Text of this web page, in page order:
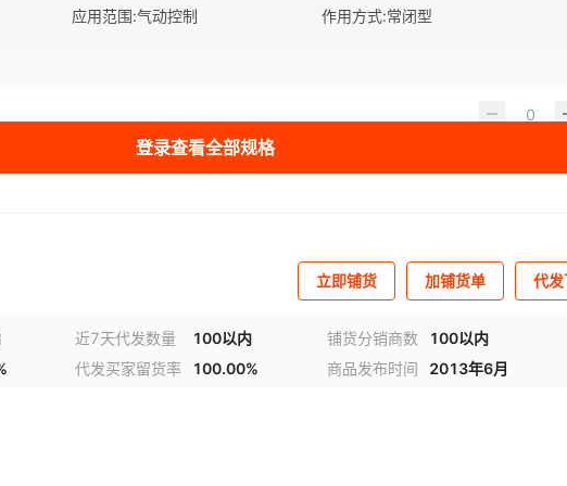
应用范围:气动控制 作用方式:常闭型
登录查看全部规格
立即铺货 加铺货单 代
近7天代发数量 100以内 铺货分销商数
100以内
代发买家留货率 100.00% 商品发布时间 2013年6月